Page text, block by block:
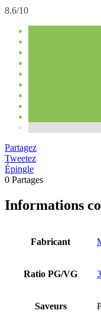
8.6/10
Partagez
Tweetez
Épingle
0 Partages
Informations
Fabricant
Ratio PG/VG
Saveurs